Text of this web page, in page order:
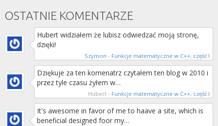
OSTATNIE KOMENTARZE
Hubert widziałem że lubisz odwiedzać moją stronę,
dzięki!
Szymon - Funkcje matematyczne w C++, część I
Dziękuje za ten komenatrz czytałem ten blog w 2010 i
przez tyle czasu żyłem w…
Hubert - Funkcje matematyczne w C++, część I
It's awesome in favor of me to haave a site, which is
beneficial designed foor my…